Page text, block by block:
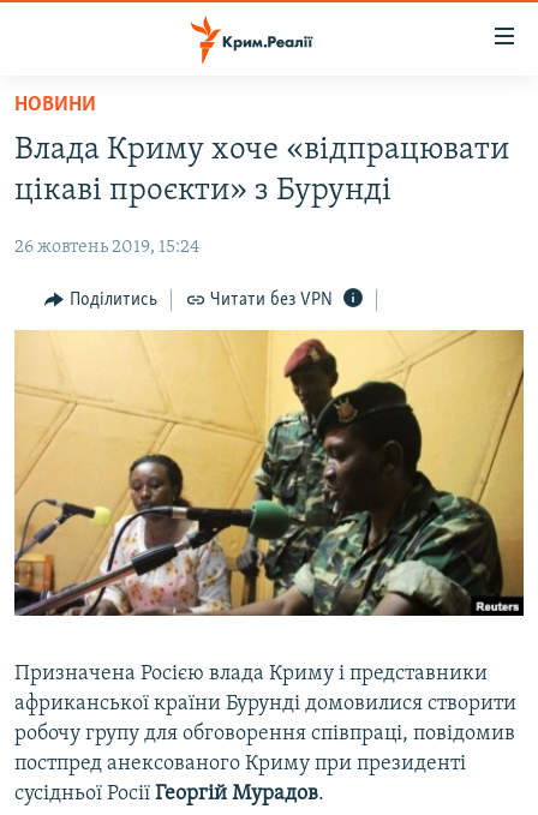
Перейти
основного
матеріалу
до
навігації
Перейти
пошуку
ВОДА.КРИМ
ВІДЕО ТА ФОТО
ПОЛІТИКА
БЛОГИ
ІНТЕРВ'Ю
ВСЕ ЗА ДЕНЬ
СПЕЦПРОЕКТИ
ДЕПОРТАЦІЯ
ВІДЕОУРОКИ «ELIFBE»
СВІДЧЕННЯ ОКУПАЦІЇ
ЯК ОБІЙТИ БЛОКУВАННЯ
Русский
Qırımtatar
ДОЛУЧАЙСЯ!
Усі сайти RFE/RL
НОВИНИ
Влада Криму хоче «відпрацювати
цікаві проєкти» з Бурунді
26 жовтень 2019, 15:24
Поділитись Читати без VPN
Призначена Росією влада Криму і представники
африканської країни Бурунді домовилися створити
робочу групу для обговорення співпраці, повідомив
постпред анексованого Криму при президенті
сусідньої Росії Георгій Мурадов.